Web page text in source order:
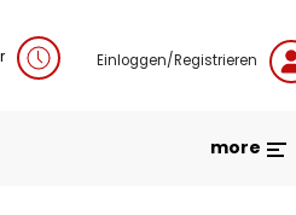
Einloggen/Registrieren
more